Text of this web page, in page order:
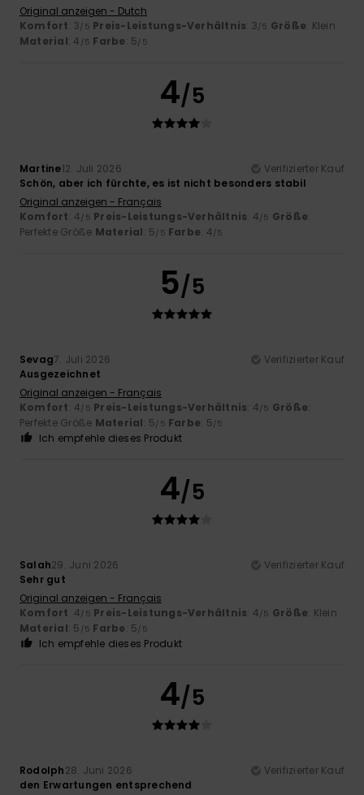
Original anzeigen - Dutch
Komfort: 3/5 Preis-Leistungs-Verhältnis: 3/5 Größe: Klein
Material: 4 /5 Farbe: 5/5
4/5
Martine12. Juli 2026
Verifizierter Kauf
Schön, aber ich fürchte, es ist nicht besonders stabil
Original anzeigen - Français
Komfort: 4/5 Preis-Leistungs-Verhältnis: 4/5 Größe:
Perfekte Größe Material: 5/5 Farbe: 4/5
5/5
Sevag7. Juli 2026
Verifizierter Kauf
Ausgezeichnet
Original anzeigen - Français
Komfort: 4/5 Preis-Leistungs-Verhältnis: 4/5 Größe:
Perfekte Größe Material: 5/5 Farbe: 5/5
Ich empfehle dieses Produkt
4/5
Salah29. Juni 2026
Verifizierter Kauf
Sehr gut
Original anzeigen - Français
Komfort: 4/5 Preis-Leistungs-Verhältnis: 4/5 Größe: Klein
Material: 5 /5 Farbe: 5/5
Ich empfehle dieses Produkt
4/5
Rodolph28. Juni 2026
Verifizierter Kauf
den Erwartungen entsprechend